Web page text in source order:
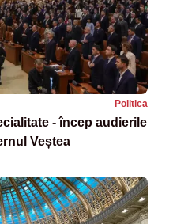
Politica
- încep audierile
Veștea